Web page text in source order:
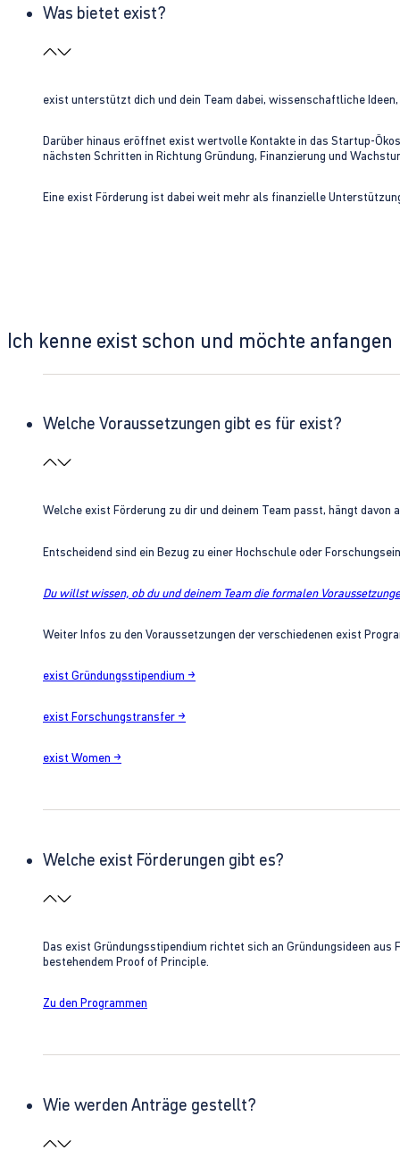
Was bietet exist?
exist unterstützt dich und dein Team dabei, wissenschaftliche
Darüber hinaus eröffnet exist wertvolle Kontakte in das Startup-
nächsten Schritten in Richtung Gründung, Finanzierung und
Eine exist Förderung ist dabei weit mehr als finanzielle
Ich kenne exist schon und möchte anfangen
Welche Voraussetzungen gibt es für exist?
Welche exist Förderung zu dir und deinem Team passt, hängt
Entscheidend sind ein Bezug zu einer Hochschule oder
Du willst wissen, ob du und deinem Team die formalen
Weiter Infos zu den Voraussetzungen der verschiedenen exist
exist Gründungsstipendium →
exist Forschungstransfer →
exist Women →
Welche exist Förderungen gibt es?
Das exist Gründungsstipendium richtet sich an Gründungsideen
bestehendem Proof of Principle.
Zu den Programmen
Wie werden Anträge gestellt?